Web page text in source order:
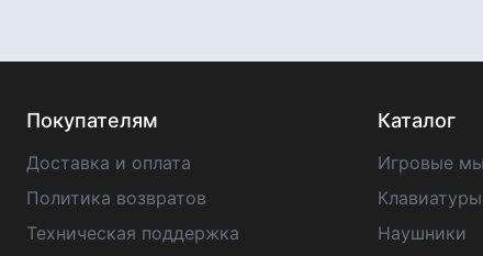
Покупателям
Доставка и оплата
Политика возвратов
Техническая поддержка
Каталог
Игровые
Клавиатуры
Наушники